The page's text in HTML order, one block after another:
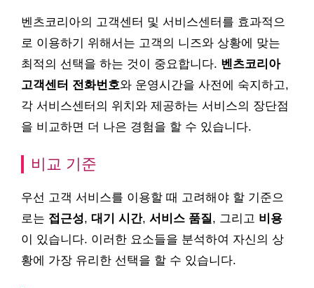
벤츠코리아의 고객센터 및 서비스센터를 효과적으
로 이용하기 위해서는 고객의 니즈와 상황에 맞는
최적의 선택을 하는 것이 중요합니다. 벤츠코리아
고객센터 전화번호와 운영시간을 사전에 숙지하고,
각 서비스센터의 위치와 제공하는 서비스의 장단점
을 비교하면 더 나은 경험을 할 수 있습니다.
비교 기준
우선 고객 서비스를 이용할 때 고려해야 할 기준으
로는 접근성, 대기 시간, 서비스 품질, 그리고 비용
이 있습니다. 이러한 요소들을 분석하여 자신의 상
황에 가장 유리한 선택을 할 수 있습니다.